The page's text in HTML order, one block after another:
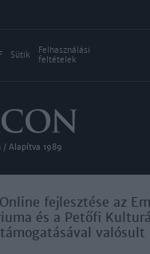
Sütik
Felhasználási
feltételek
/ Alapítva 1989
fejlesztése az
és a Petőfi
támogatásával valósult